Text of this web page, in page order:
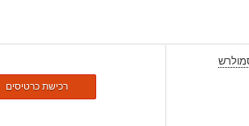
רכישת כרטיסים